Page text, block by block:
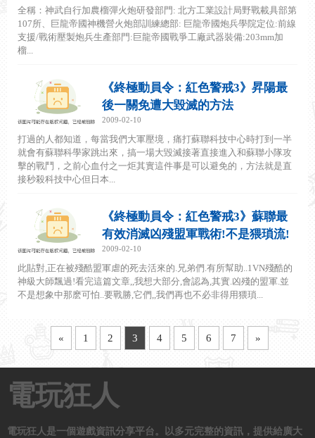
全稱：神武自行加農榴彈火炮研發部門: 北方工業設計局野戰載具部第
107所、巨龍帝國神機營火炮部訓練總部: 巨龍帝國炮兵學院定位:前線
支援/戰術壓製炮兵生產部門:巨龍帝國戰爭工廠武器裝備:203mm加
榴...
《終極動員令：紅色警戒3》昇陽最
後一關免遭大毀滅的方法
2009-02-10
打過的人都知道，每當我們大軍壓境，痛打蘇聯科技中心時打到一半
就會有蘇聯科學家跳出來，搞一場大毀滅接著直接進入和蘇聯小隊攻
擊的戰鬥，之前心血付之一炬其實這件事是可以避免的，方法就是直
接秒殺科技中心但日本...
《終極動員令：紅色警戒3》蘇聯最
有效消滅凶殘盟軍戰術!不是猥瑣流!
2009-02-10
此貼對,正在被殘酷盟軍虐的死去活來的.兄弟們.有所幫助..1VN殘酷的
神級大師飄過!看完這篇文章,,我想大部分,會認為,其實.凶殘的盟軍.並
不是想象中那麽可怕..要戰勝,它們,,我們再也不必非得用猥瑣...
« 1 2 3 4 5 6 7 »
電玩狂人
電玩狂人是一個遊戲資訊分享平台。以多元完整的資訊，提供給廣大